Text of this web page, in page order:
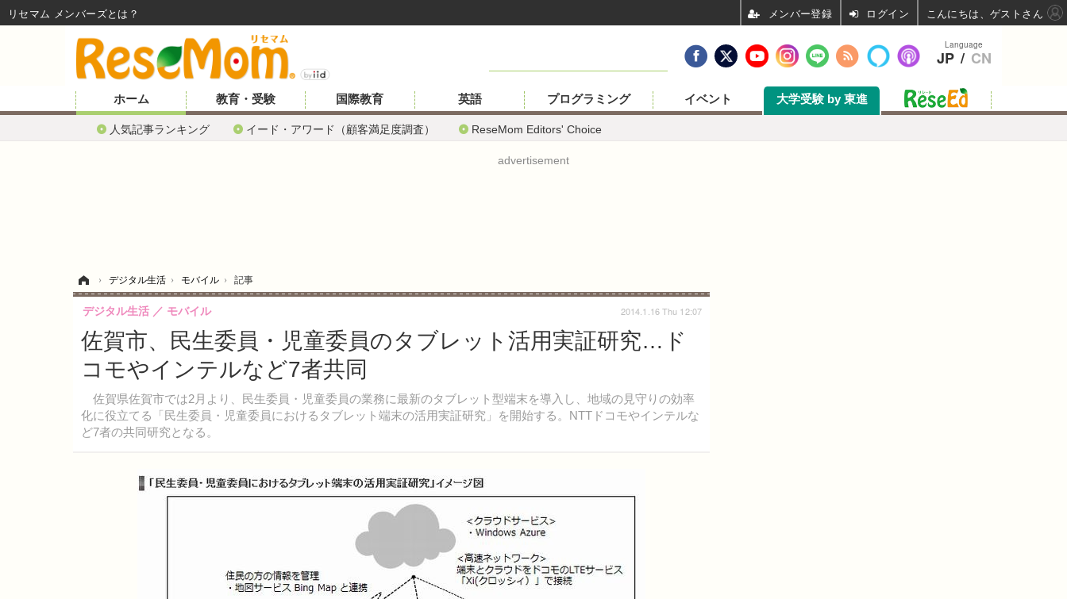
ホーム
人気記事ランキング イード・アワード（顧客満足度調査） ReseMom Editors' Choice
教育・受験 国際教育 英語 プログラミング イベント 大学受験 by 東進
advertisement
› デジタル生活 › モバイル › 記事
佐賀市、民生委員・児童委員のタブレット活用実証研究…ド
コモやインテルなど7者共同
佐賀県佐賀市では2月より、民生委員・児童委員の業務に最新のタブレット型端末を導入し、地域の見守りの効率
化に役立てる「民生委員・児童委員におけるタブレット端末の活用実証研究」を開始する。NTTドコモやインテルな
ど7者の共同研究となる。
デジタル生活 モバイル 2014.1.16 Thu 12:07
Language
JP / CN
リセマム メンバーズ ログイン こんにちは、ゲストさん